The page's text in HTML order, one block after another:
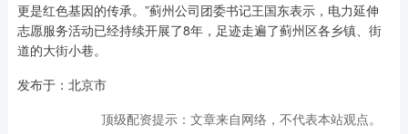
更是红色基因的传承。”蓟州公司团委书记王国东表示，电力延伸
志愿服务活动已经持续开展了8年，足迹走遍了蓟州区各乡镇、街
道的大街小巷。
发布于：北京市
顶级配资提示：文章来自网络，不代表本站观点。